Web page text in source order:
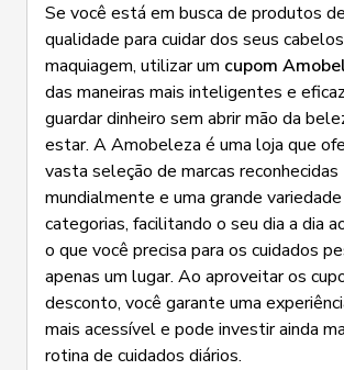
Se você está em busca de produtos
qualidade para cuidar dos seus
maquiagem, utilizar um cupom
das maneiras mais inteligentes e
guardar dinheiro sem abrir mão da
estar. A Amobeleza é uma loja que
vasta seleção de marcas reconhecidas
mundialmente e uma grande
categorias, facilitando o seu dia a dia
o que você precisa para os cuidados
apenas um lugar. Ao aproveitar os
desconto, você garante uma
mais acessível e pode investir ainda
rotina de cuidados diários.